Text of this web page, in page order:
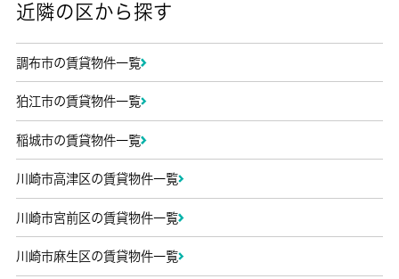
近隣の区から探す
調布市の賃貸物件一覧
狛江市の賃貸物件一覧
稲城市の賃貸物件一覧
川崎市高津区の賃貸物件一覧
川崎市宮前区の賃貸物件一覧
川崎市麻生区の賃貸物件一覧